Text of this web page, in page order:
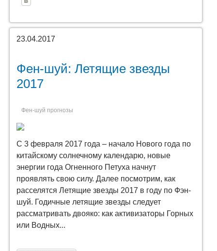
23.04.2017
Фен-шуй: Летящие звезды
2017
Фен-шуй прогнозы
С 3 февраля 2017 года – начало Нового года по
китайскому солнечному календарю, новые
энергии года Огненного Петуха начнут
проявлять свою силу. Далее посмотрим, как
расселятся Летящие звезды 2017 в году по Фэн-
шуй. Годичные летящие звезды следует
рассматривать двояко: как активизаторы Горных
или Водных...